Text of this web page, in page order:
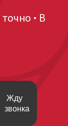
• В
Жду
звонка